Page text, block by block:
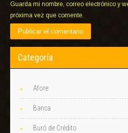
Guarda mi nombre, correo electrónico y
próxima vez que comente.
Categoría
Afore
Banca
Buró de Crédito